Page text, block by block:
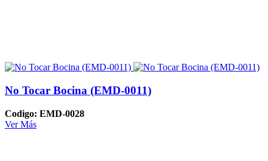
No Tocar Bocina (EMD-0011)
Codigo: EMD-0028
Ver Más